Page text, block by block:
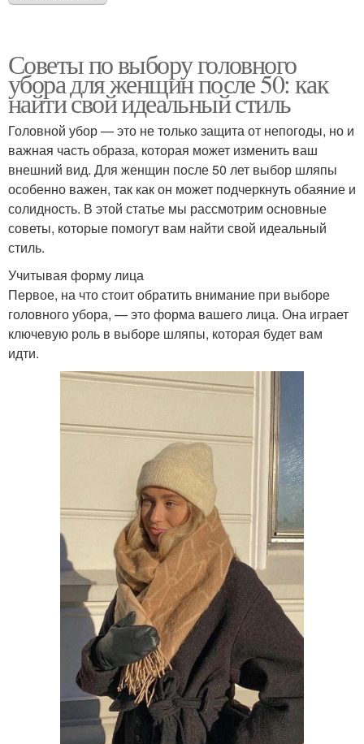
Советы по выбору головного
убора для женщин после 50: как
найти свой идеальный стиль
Головной убор — это не только защита от непогоды, но и
важная часть образа, которая может изменить ваш
внешний вид. Для женщин после 50 лет выбор шляпы
особенно важен, так как он может подчеркнуть обаяние и
солидность. В этой статье мы рассмотрим основные
советы, которые помогут вам найти свой идеальный
стиль.
Учитывая форму лица
Первое, на что стоит обратить внимание при выборе
головного убора, — это форма вашего лица. Она играет
ключевую роль в выборе шляпы, которая будет вам
идти.